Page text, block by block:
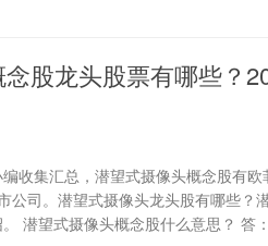
股龙头股票有哪些？
收集汇总，潜望式摄像头概念股有欧
公司。潜望式摄像头龙头股有哪些？
潜望式摄像头概念股什么意思？ 答